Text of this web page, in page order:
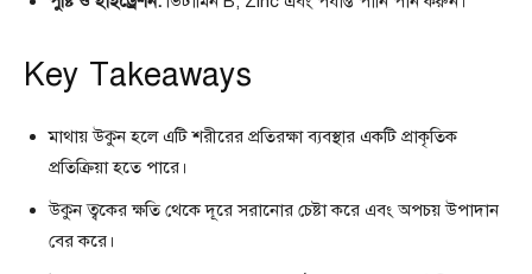
Key Takeaways
মাথায় উকুন হলে এটি শরীরের প্রতিরক্ষা ব্যবস্থার একটি প্রাকৃতিক
প্রতিক্রিয়া হতে পারে।
উকুন ত্বকের ক্ষতি থেকে দূরে সরানোর চেষ্টা করে এবং অপচয় উপাদান
বের করে।